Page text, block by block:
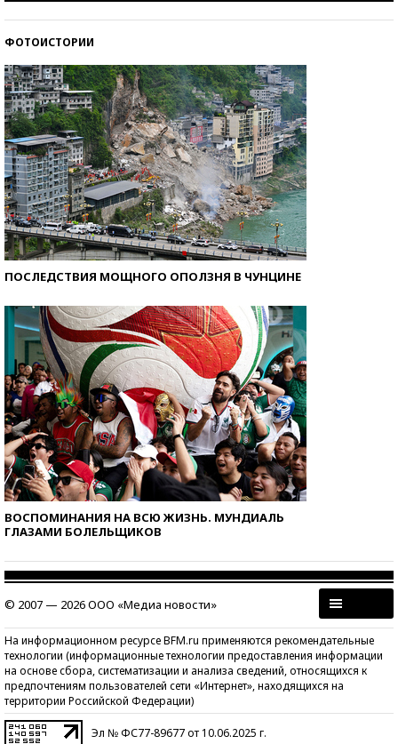
ФОТОИСТОРИИ
ПОСЛЕДСТВИЯ МОЩНОГО ОПОЛЗНЯ В ЧУНЦИНЕ
ВОСПОМИНАНИЯ НА ВСЮ ЖИЗНЬ. МУНДИАЛЬ
ГЛАЗАМИ БОЛЕЛЬЩИКОВ
© 2007 — 2026 ООО «Медиа новости»
На информационном ресурсе BFM.ru применяются рекомендательные
технологии (информационные технологии предоставления информации
на основе сбора, систематизации и анализа сведений, относящихся к
предпочтениям пользователей сети «Интернет», находящихся на
территории Российской Федерации)
Эл № ФС77-89677 от 10.06.2025 г.